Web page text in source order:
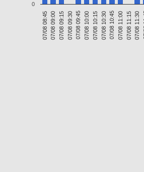
07/08 08:4507/08 09:0007/08 09:1507/08 09:3007/08 09:4507/08 10:0007/08 10:1507/08 10:3007/08 10:4507/08 11:0007/08 11:1507/08 11:30
0